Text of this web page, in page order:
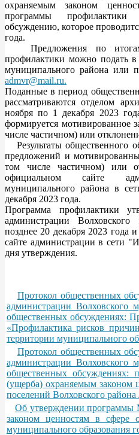
охраняемым законом
программы профилактики
обсуждению, которое
года.
Предложения по итогам
профилактики можно подать
муниципального района или
admvr@mail.ru.
Поданные в период
рассматриваются отделом
ноября по 1 декабря 2023
формируется мотивированное
числе частичном) или
Результаты общественного
предложений и
том числе частичном) или
официальном сайте
муниципального района в
декабря 2023 года.
Программа профилактики
администрации
позднее 20 декабря 2023 года
сайте администрации в сети
дня утверждения.
Протокол общественных
администрации Волховского
общественных обсуждениях:
«Профилактика рисков
территории муниципального
Протокол общественных
администрации Волховского
общественных обсуждениях:
(ущерба) охраняемым законом
поселений Волховского
Об утверждении программы
законом ценностям в сфере
муниципального образования